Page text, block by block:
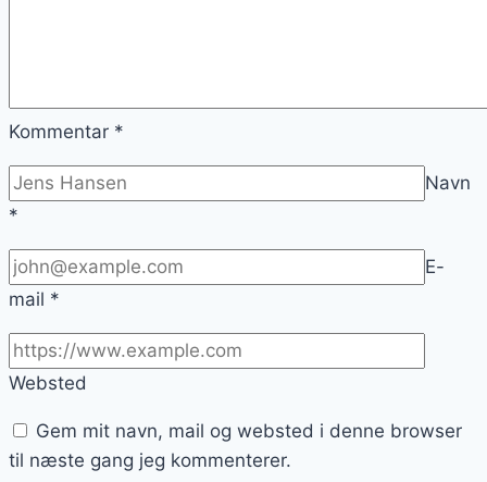
Kommentar *
Navn
*
E-
mail *
Websted
Gem mit navn, mail og websted i denne browser
til næste gang jeg kommenterer.